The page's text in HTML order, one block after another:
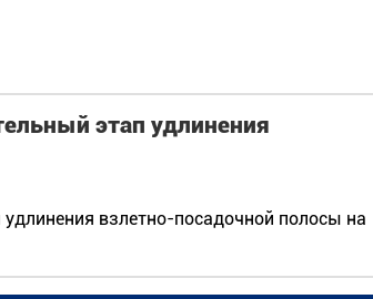
этап удлинения
взлетно-посадочной полосы на